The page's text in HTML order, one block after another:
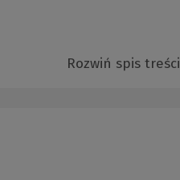
Rozwiń spis treści